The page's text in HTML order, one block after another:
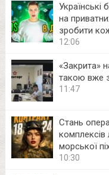
Українські
на
зробити
12:06
«Закрита»
такою вже
11:47
Стань
комплексів
морської
10:30